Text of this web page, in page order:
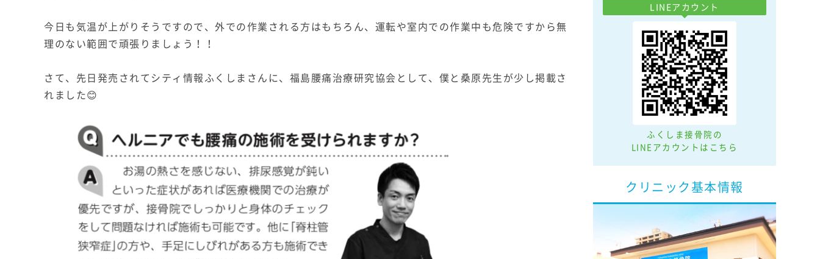
今日も気温が上がりそうですので、外での作業される方はもちろん、運転や室内での作業中も危険ですから無
理のない範囲で頑張りましょう！！
さて、先日発売されてシティ情報ふくしまさんに、福島腰痛治療研究協会として、僕と桑原先生が少し掲載さ
れました😊
LINEアカウント
ふくしま接骨院の
LINEアカウントはこちら
クリニック基本情報